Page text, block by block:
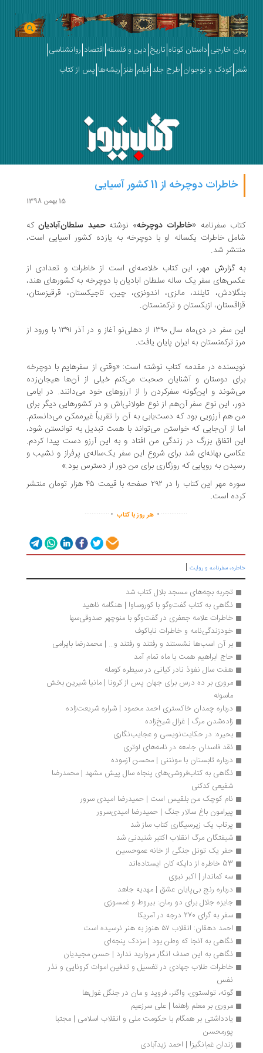
رمان خارجی داستان کوتاه تاریخ دین و فلسفه اقتصاد روانشناسی
شعر کودک و نوجوان طرح جلد فیلم طنز ریشه‌ها پس از کتاب
خاطرات دوچرخه از 11 کشور آسیایی
15 بهمن 1398
کتاب سفرنامه‌ «خاطرات دوچرخه» نوشته‌ حمید سلطان‌آبادیانکه
شامل خاطرات یکساله او با دوچرخه به یازده کشور آسیایی است،
منتشر شد.
به گزارش مهر، این کتاب خلاصه‌ای است از خاطرات و تعدادی از
عکس‌های سفر یک ساله سلطان آبادیان با دوچرخه به کشورهای هند،
بنگلادش، تایلند، مالزی، اندونزی، چین، تاجیکستان، قرقیزستان،
قزاقستان، ازبکستان و ترکمنستان.
این سفر در دی‌ماه سال ۱۳۹۰ از دهلی‌نو آغاز و در آذر ۱۳۹۱ با ورود از
مرز ترکمنستان به ایران پایان یافت.
نویسنده در مقدمه کتاب نوشته است: «وقتی از سفرهایم با دوچرخه
برای دوستان و آشنایان صحبت می‌کنم خیلی از آن‌ها هیجان‌زده
می‌شوند و این‌گونه سفرکردن را از آرزوهای خود می‌دانند. در ایامی
دور، این نوع سفر آن‌هم از نوع طولانی‌اش و در کشورهایی دیگر برای
من هم آرزویی بود که دست‌یابی به آن را تقریباً غیرممکن می‌دانستم.
اما از آن‌جایی که خواستن می‌تواند با همت تبدیل به توانستن شود،
این اتفاق بزرگ در زندگی من افتاد و به این آرزو دست پیدا کردم.
عکاسی بهانه‌ای شد برای شروع این سفر یک‌ساله‌ی پرفراز و نشیب و
رسیدن به رویایی که روزگاری برای من دور از دسترس بود.»
سوره مهر این کتاب را در ۲۹۲ صفحه با قیمت ۴۵ هزار تومان منتشر
کرده است.
...............
. هر روز با کتاب .
..............
خاطره، سفرنامه‌ و روایت |
تجربه بچه‌های مسجد بلال کتاب شد
نگاهی به کتاب گفت‌وگو با کوروساوا | هنگامه ناهید
خاطرات علامه جعفری در گفت‌وگو با منوچهر صدوقی‌سها
خودزندگی‌نامه و خاطرات ناباکوف
بر آن اسب‌ها نشستند و رفتند و رفتند و... | محمدرضا بایرامی
حاج ابراهیم همت با ماه تمام آمد
هفت سال نفوذ نادر کیانی در سیطره کومله
ماسوله
درباره چمدان خاکستری احمد محمود | شراره شریعت‌زاده
زاده‌شدن مرگ | غزال شیخ‌زاده
بحیره: در حکایت‌نویسی و عجایب‌نگاری
نقد فاسدان جامعه در نامه‌های لوتری
درباره تابستان با مونتنی | محسن آزموده
شفیعی کدکنی
نام کوچک من بلقیس است | حمیدرضا امیدی سرور
پیرامون باغ سالار جنگ | حمیدرضا امیدی‌سرور
پرتاب یک زیرسیگاری کتاب ساز شد
شیفتگان مرگ انقلاب اکتبر شنیدنی شد
حفر یک تونل جنگی از خانه عموحسین
53 خاطره از دایکه کان ایستاده‌اند
سه کماندار | اکبر نبوی
درباره رنج بی‌پایان عشق | مهدیه جاهد
جایزه جلال برای دو رمان: بیروط و غمسوزی
سفر به گرای 270 درجه در آمریکا
احمد دهقان: انقلاب ۵۷ هنوز به هنر نرسیده است
نگاهی به آنجا که وطن بود | مزدک پنجه‌ای
نگاهی به این صدف انگار مروارید ندارد | حسن مجیدیان
نفس
گوته، تولستوی، واگنر، فروید و مان در جنگل غول‌ها
مروری بر معلم راهنما | علی سرزعیم
پورمحسن
زندان غم‌انگیز! | احمد زیدآبادی